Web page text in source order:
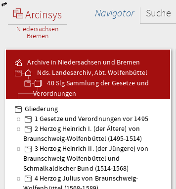
Arcinsys
Niedersachsen
Bremen
Navigator Suche
Archive in Niedersachsen und Bremen
Nds. Landesarchiv, Abt. Wolfenbüttel
40 Slg Sammlung der Gesetze und
Verordnungen
Gliederung
1 Gesetze und Verordnungen vor 1495
2 Herzog Heinrich I. (der Ältere) von
Braunschweig-Wolfenbüttel (1495-1514)
3 Herzog Heinrich II. (der Jüngere) von
Braunschweig-Wolfenbüttel und
Schmalkaldischer Bund (1514-1568)
4 Herzog Julius von Braunschweig-